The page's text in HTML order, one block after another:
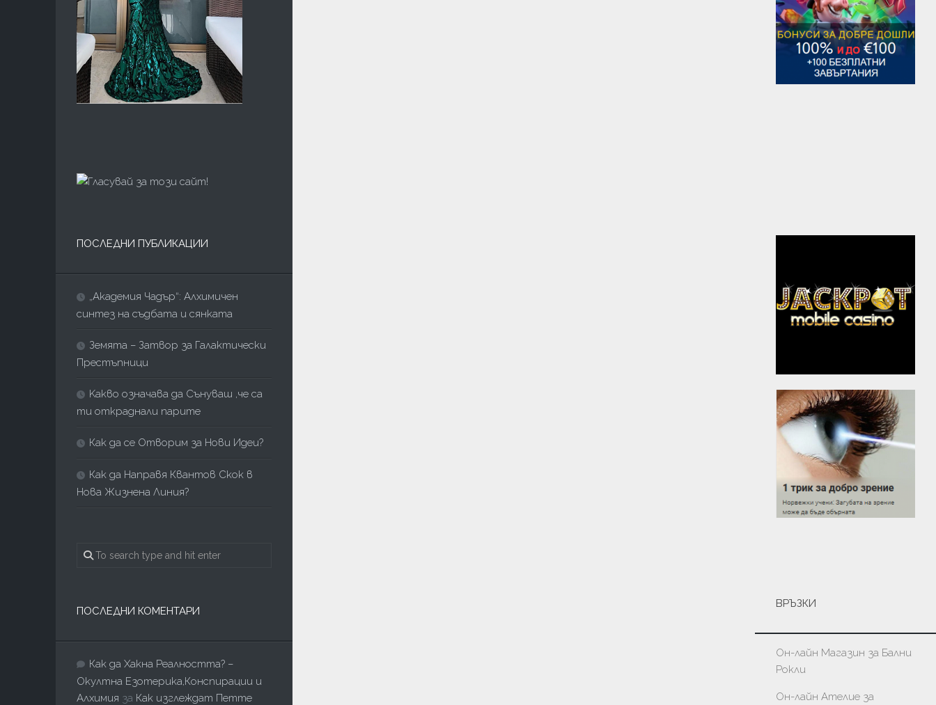
ПОСЛЕДНИ ПУБЛИКАЦИИ
„Академия Чадър“: Алхимичен
синтез на съдбата и сянката
Земята – Затвор за Галактически
Престъпници
Kакво означава да Сънуваш ,че са
ти откраднали парите
Как да се Отворим за Нови Идеи?
Как да Направя Квантов Скок в
Нова Жизнена Линия?
ПОСЛЕДНИ КОМЕНТАРИ
Как да Хакна Реалността? –
Окултна Езотерика,Конспирации и
Алхимия за Как изглеждат Петте
ВРЪЗКИ
Он-лайн Магазин за Бални
Рокли
Он-лайн Ателие за